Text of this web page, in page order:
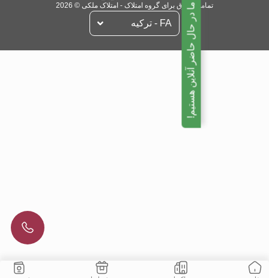
تمامی حقوق برای گروه امتلاک - امتلاک ملکی © 2026
FA - تركيه ما در حال حاضر آنلاین هستیم!